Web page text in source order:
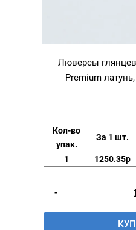
Люверсы
Premium
Кол-во
упак.
За 1 шт.
1 1250.35р
-